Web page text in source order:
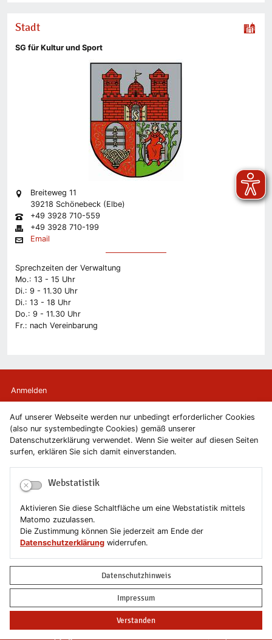
Auf unserer Webseite werden nur unbedingt erforderlicher Cookies
(also nur systembedingte Cookies) gemäß unserer
Datenschutzerklärung verwendet. Wenn Sie weiter auf diesen Seiten
surfen, erklären Sie sich damit einverstanden.
Webstatistik
Aktivieren Sie diese Schaltfläche um eine Webstatistik mittels
Matomo zuzulassen.
Die Zustimmung können Sie jederzeit am Ende der
Datenschutzerklärung widerrufen.
Datenschutzhinweis
Impressum
Verstanden
Stadt
SG für Kultur und Sport
Breiteweg 11
39218 Schönebeck (Elbe)
+49 3928 710-559
+49 3928 710-199
Email
Sprechzeiten der Verwaltung
Mo.: 13 - 15 Uhr
Di.: 9 - 11.30 Uhr
Di.: 13 - 18 Uhr
Do.: 9 - 11.30 Uhr
Fr.: nach Vereinbarung
Anmelden
Kontakt
Newsletter
Datenschutzerklärung
Sitemap